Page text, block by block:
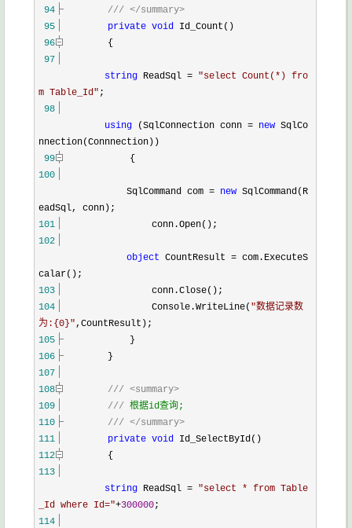
94
/// </summary>
95
private void Id_Count()
96
{
97
string ReadSql = "select Count(*) fro
m Table_Id" ;
98
using (SqlConnection conn = new SqlCo
nnection(Connnection))
99
{
100
SqlCommand com = new SqlCommand(R
eadSql, conn);
101
conn.Open();
102
object CountResult = com.ExecuteS
calar();
103
conn.Close();
104
Console.WriteLine( "数据记录数
为:{0}",CountResult);
105
}
106
}
107
108
/// <summary>
109
/// 根据id查询;
110
/// </summary>
111
private void Id_SelectById()
112
{
113
string ReadSql = "select * from Table
_Id where Id="+300000;
114